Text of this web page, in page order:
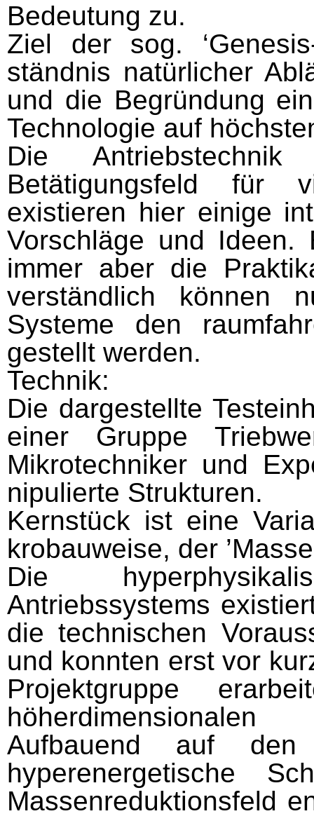
Bedeutung zu.
Ziel der sog.
ständnis natürlicher
und die Begründung
Technologie auf
Die
Betätigungsfeld für
existieren hier einige
Vorschläge und Ideen.
im­mer aber die
verständlich können
Systeme den
gestellt werden.
Technik:
Die dargestellte
einer Gruppe
Mikrotechniker und
nipulierte Strukturen.
Kernstück ist eine
krobauweise, der
Die
Antriebssystems
die technischen
und konnten erst vor
Projektgruppe
Aufbauend auf den
hyperenergetische
Massenreduktionsfeld